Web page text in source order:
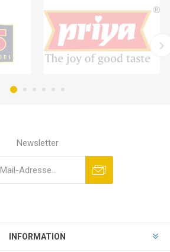
Newsletter
INFORMATION